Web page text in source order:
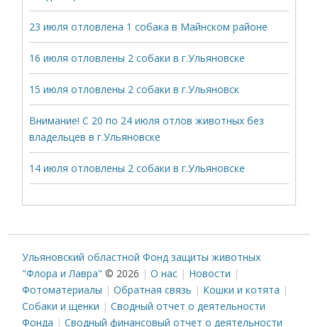
23 июля отловлена 1 собака в Майнском районе
16 июля отловлены 2 собаки в г.Ульяновске
15 июля отловлены 2 собаки в г.Ульяновск
Внимание! С 20 по 24 июля отлов животных без
владельцев в г.Ульяновске
14 июля отловлены 2 собаки в г.Ульяновске
Ульяновский областной Фонд защиты животных
"Флора и Лавра" © 2026 О нас
Новости
Фотоматериалы
Обратная связь
Кошки и котята
Собаки и щенки
Сводный отчет о деятельности
Фонда
Сводный финансовый отчет о деятельности